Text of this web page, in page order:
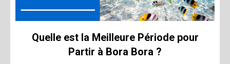
Quelle est la Meilleure Période pour
Partir à Bora Bora ?